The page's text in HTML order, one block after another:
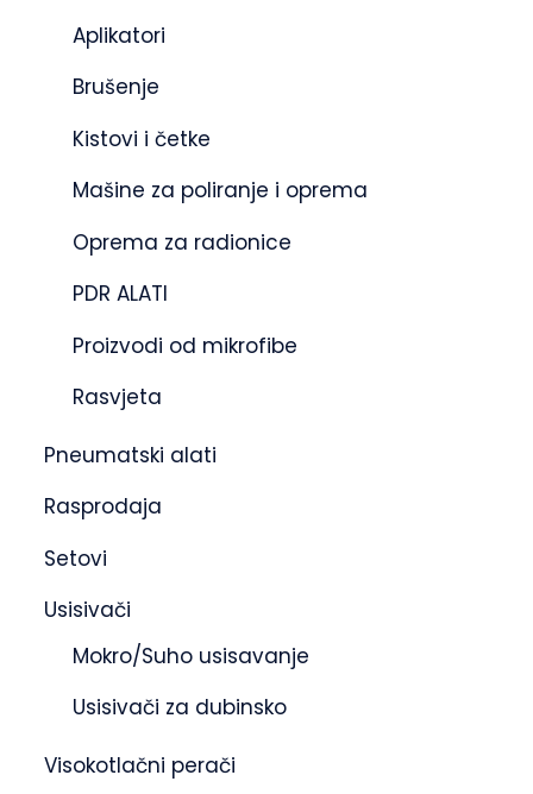
Aplikatori
Brušenje
Kistovi i četke
Mašine za poliranje i oprema
Oprema za radionice
PDR ALATI
Proizvodi od mikrofibe
Rasvjeta
Pneumatski alati
Rasprodaja
Setovi
Usisivači
Mokro/Suho usisavanje
Usisivači za dubinsko
Visokotlačni perači